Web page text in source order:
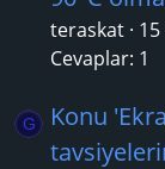
teraskat
Cevaplar: 1
G
Konu